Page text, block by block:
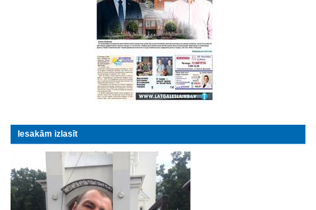
Iesakām izlasīt